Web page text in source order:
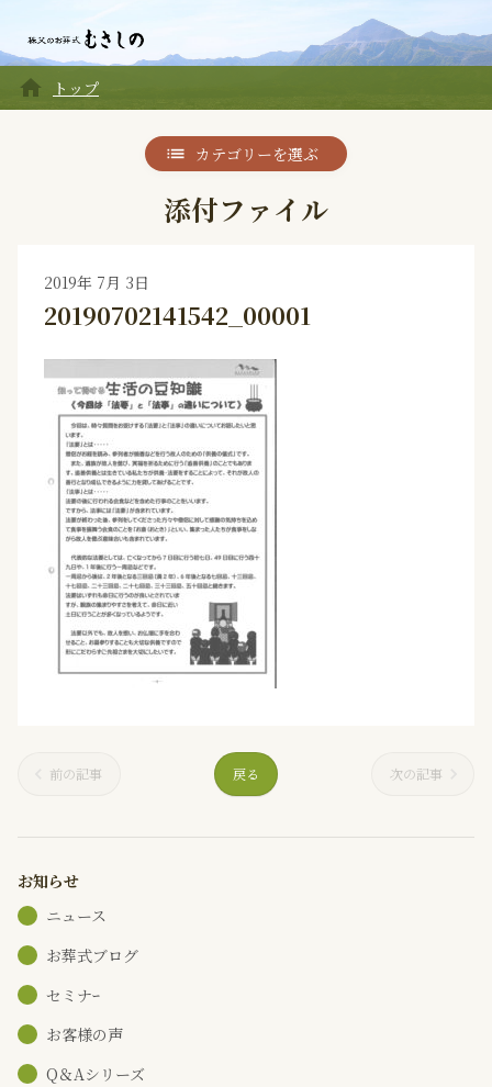
home トップ
カテゴリーを選ぶ
添付ファイル
2019年 7月 3日
20190702141542_00001
前の記事 戻る 次の記事
お知らせ
ニュース
お葬式ブログ
セミナｰ
お客様の声
Q＆Aシリーズ